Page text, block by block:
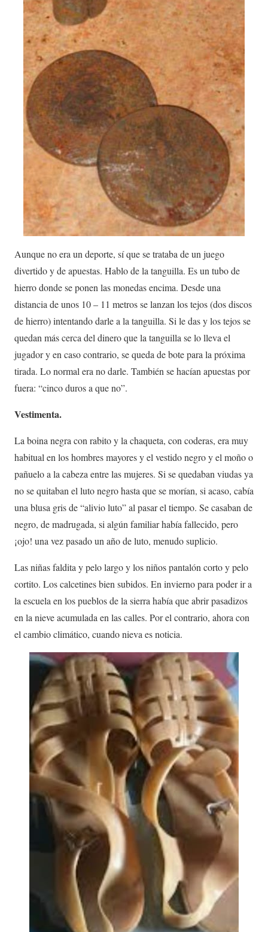
Aunque no era un deporte, sí que se trataba de un juego
divertido y de apuestas. Hablo de la tanguilla. Es un tubo de
hierro donde se ponen las monedas encima. Desde una
distancia de unos 10 – 11 metros se lanzan los tejos (dos discos
de hierro) intentando darle a la tanguilla. Si le das y los tejos se
quedan más cerca del dinero que la tanguilla se lo lleva el
jugador y en caso contrario, se queda de bote para la próxima
tirada. Lo normal era no darle. También se hacían apuestas por
fuera: “cinco duros a que no”.
Vestimenta.
La boina negra con rabito y la chaqueta, con coderas, era muy
habitual en los hombres mayores y el vestido negro y el moño o
pañuelo a la cabeza entre las mujeres. Si se quedaban viudas ya
no se quitaban el luto negro hasta que se morían, si acaso, cabía
una blusa gris de “alivio luto” al pasar el tiempo. Se casaban de
negro, de madrugada, si algún familiar había fallecido, pero
¡ojo! una vez pasado un año de luto, menudo suplicio.
Las niñas faldita y pelo largo y los niños pantalón corto y pelo
cortito. Los calcetines bien subidos. En invierno para poder ir a
la escuela en los pueblos de la sierra había que abrir pasadizos
en la nieve acumulada en las calles. Por el contrario, ahora con
el cambio climático, cuando nieva es noticia.